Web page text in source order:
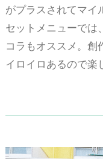
がプラスされてマイ
セットメニューでは
コラもオススメ。創
イロイロあるので楽